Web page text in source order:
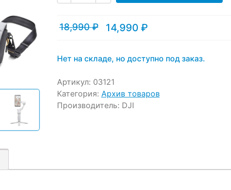
18,990₽
Первоначальная
18,990 ₽.
14,990 ₽
Текущая
Нет на складе, но доступно под заказ.
Артикул: 03121
Категория: Архив товаров
Производитель: DJI